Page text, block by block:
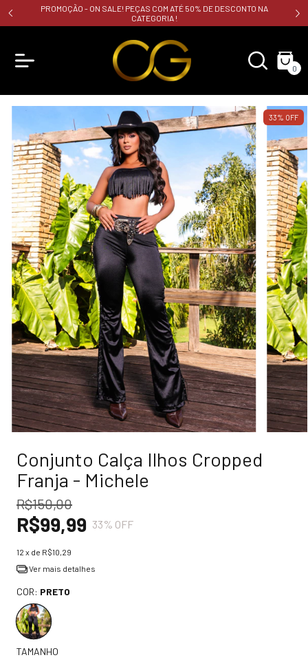
PROMOÇÃO - ON SALE! PEÇAS COM ATÉ 50% DE DESCONTO NA
CATEGORIA !
0
33% OFF
Conjunto Calça Ilhos Cropped
Franja - Michele
R$150,00
R$99,99 33% OFF
12 x de R$10,29
Ver mais detalhes
COR: PRETO
TAMANHO